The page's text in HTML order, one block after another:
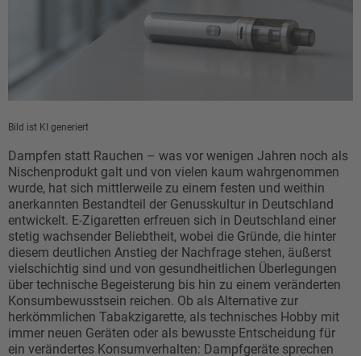
Bild ist KI generiert
Dampfen statt Rauchen – was vor wenigen Jahren noch als
Nischenprodukt galt und von vielen kaum wahrgenommen
wurde, hat sich mittlerweile zu einem festen und weithin
anerkannten Bestandteil der Genusskultur in Deutschland
entwickelt. E-Zigaretten erfreuen sich in Deutschland einer
stetig wachsender Beliebtheit, wobei die Gründe, die hinter
diesem deutlichen Anstieg der Nachfrage stehen, äußerst
vielschichtig sind und von gesundheitlichen Überlegungen
über technische Begeisterung bis hin zu einem veränderten
Konsumbewusstsein reichen. Ob als Alternative zur
herkömmlichen Tabakzigarette, als technisches Hobby mit
immer neuen Geräten oder als bewusste Entscheidung für
ein verändertes Konsumverhalten: Dampfgeräte sprechen